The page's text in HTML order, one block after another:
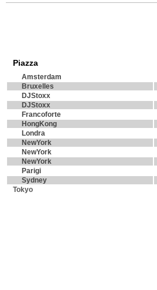
Piazza
Amsterdam
Bruxelles
DJStoxx
DJStoxx
Francoforte
HongKong
Londra
NewYork
NewYork
NewYork
Parigi
Sydney
Tokyo